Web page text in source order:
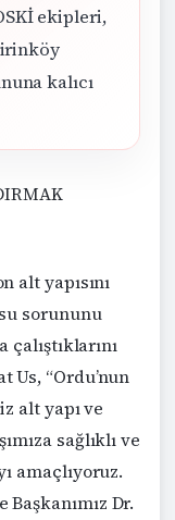
ekipleri,
kalıcı
alt yapısını
sorununu
“Ordu’nun
alt yapı ve
sağlıklı ve
amaçlıyoruz.
Dr.